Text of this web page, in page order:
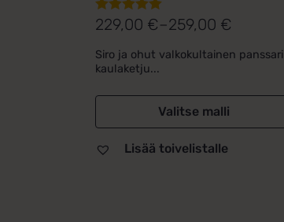
Arvostelu
5.00 / 5
229,00 €–259,00 €
Hintaluokka:
229,00 €
-
259,00 €
Siro ja ohut valkokultainen panssari
kaulaketju...
Valitse malli
Lisää toivelistalle